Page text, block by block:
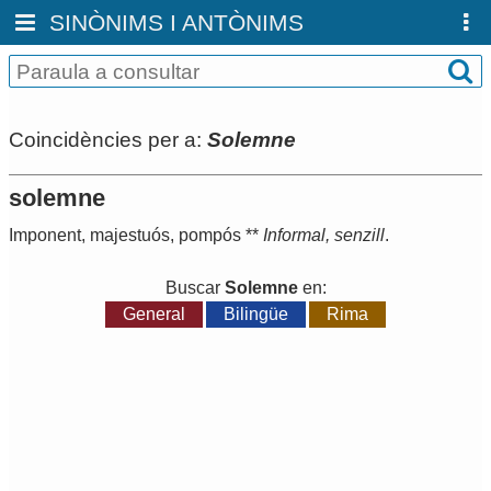
SINÒNIMS I ANTÒNIMS
Coincidències per a: Solemne
solemne
Imponent, majestuós, pompós ** Informal, senzill.
Buscar Solemneen:
General
Bilingüe Rima